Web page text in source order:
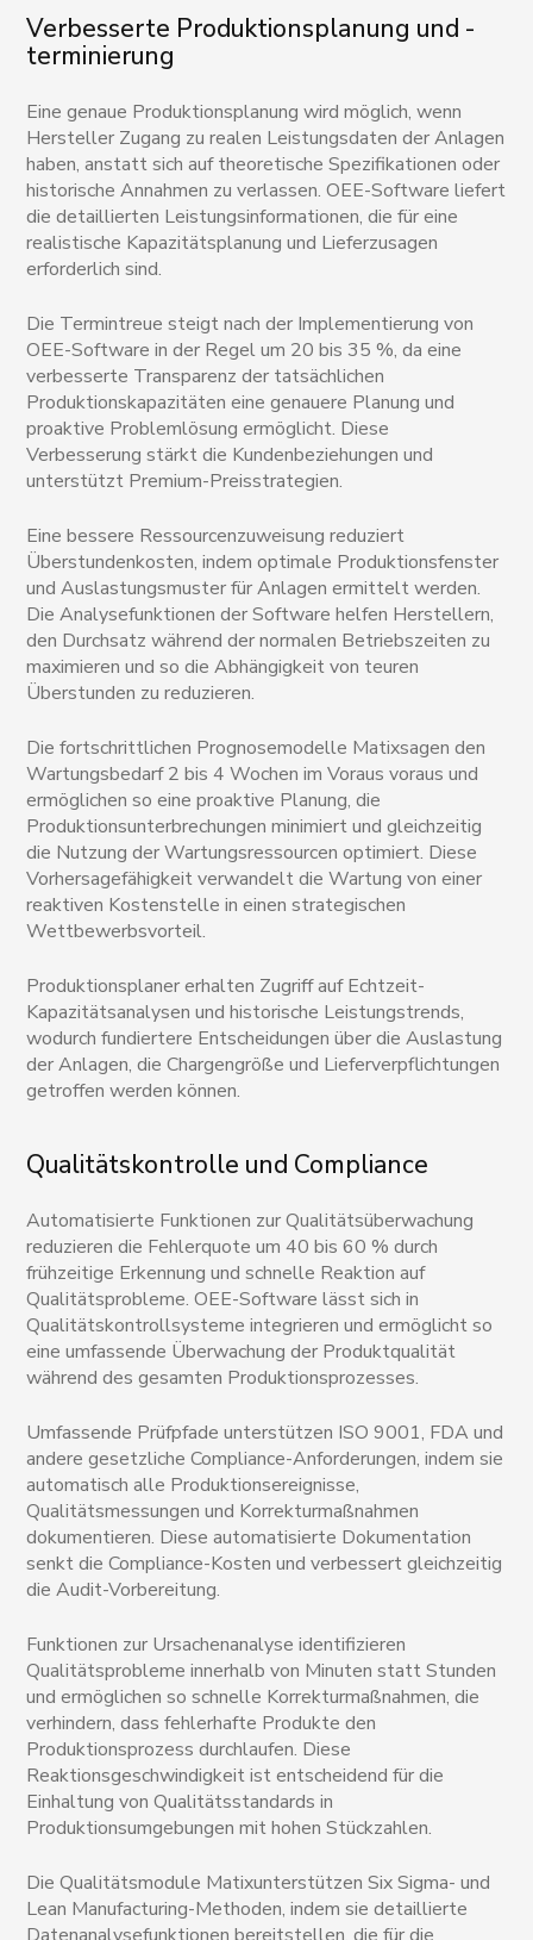
Verbesserte Produktionsplanung und -
terminierung
Eine genaue Produktionsplanung wird möglich, wenn
Hersteller Zugang zu realen Leistungsdaten der Anlagen
haben, anstatt sich auf theoretische Spezifikationen oder
historische Annahmen zu verlassen. OEE-Software liefert
die detaillierten Leistungsinformationen, die für eine
realistische Kapazitätsplanung und Lieferzusagen
erforderlich sind.
Die Termintreue steigt nach der Implementierung von
OEE-Software in der Regel um 20 bis 35 %, da eine
verbesserte Transparenz der tatsächlichen
Produktionskapazitäten eine genauere Planung und
proaktive Problemlösung ermöglicht. Diese
Verbesserung stärkt die Kundenbeziehungen und
unterstützt Premium-Preisstrategien.
Eine bessere Ressourcenzuweisung reduziert
Überstundenkosten, indem optimale Produktionsfenster
und Auslastungsmuster für Anlagen ermittelt werden.
Die Analysefunktionen der Software helfen Herstellern,
den Durchsatz während der normalen Betriebszeiten zu
maximieren und so die Abhängigkeit von teuren
Überstunden zu reduzieren.
Die fortschrittlichen Prognosemodelle Matixsagen den
Wartungsbedarf 2 bis 4 Wochen im Voraus voraus und
ermöglichen so eine proaktive Planung, die
Produktionsunterbrechungen minimiert und gleichzeitig
die Nutzung der Wartungsressourcen optimiert. Diese
Vorhersagefähigkeit verwandelt die Wartung von einer
reaktiven Kostenstelle in einen strategischen
Wettbewerbsvorteil.
Produktionsplaner erhalten Zugriff auf Echtzeit-
Kapazitätsanalysen und historische Leistungstrends,
wodurch fundiertere Entscheidungen über die Auslastung
der Anlagen, die Chargengröße und Lieferverpflichtungen
getroffen werden können.
Qualitätskontrolle und Compliance
Automatisierte Funktionen zur Qualitätsüberwachung
reduzieren die Fehlerquote um 40 bis 60 % durch
frühzeitige Erkennung und schnelle Reaktion auf
Qualitätsprobleme. OEE-Software lässt sich in
Qualitätskontrollsysteme integrieren und ermöglicht so
eine umfassende Überwachung der Produktqualität
während des gesamten Produktionsprozesses.
Umfassende Prüfpfade unterstützen ISO 9001, FDA und
andere gesetzliche Compliance-Anforderungen, indem sie
automatisch alle Produktionsereignisse,
Qualitätsmessungen und Korrekturmaßnahmen
dokumentieren. Diese automatisierte Dokumentation
senkt die Compliance-Kosten und verbessert gleichzeitig
die Audit-Vorbereitung.
Funktionen zur Ursachenanalyse identifizieren
Qualitätsprobleme innerhalb von Minuten statt Stunden
und ermöglichen so schnelle Korrekturmaßnahmen, die
verhindern, dass fehlerhafte Produkte den
Produktionsprozess durchlaufen. Diese
Reaktionsgeschwindigkeit ist entscheidend für die
Einhaltung von Qualitätsstandards in
Produktionsumgebungen mit hohen Stückzahlen.
Die Qualitätsmodule Matixunterstützen Six Sigma- und
Lean Manufacturing-Methoden, indem sie detaillierte